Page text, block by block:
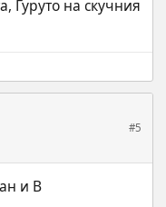
Гуруто на скучния
#5